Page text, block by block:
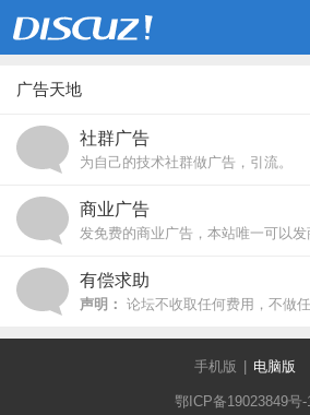
广告天地
社群广告
为自己的技术社群做广告，引流。
商业广告
有偿求助
声明： 论坛不收取任何费用，不做
手机版 电脑版
鄂ICP备19023849号-